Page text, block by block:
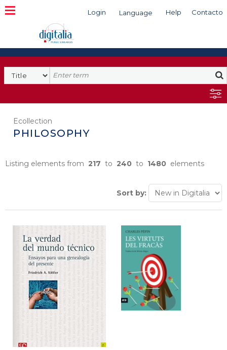
Login Language Help Contacto
Search
Ecollection
PHILOSOPHY
Listing elements from 217 to 240 to 1480 elements
Sort by: